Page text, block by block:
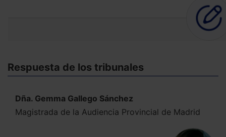
Respuesta de los tribunales
Dña. Gemma Gallego Sánchez
Magistrada de la Audiencia Provincial de Madrid